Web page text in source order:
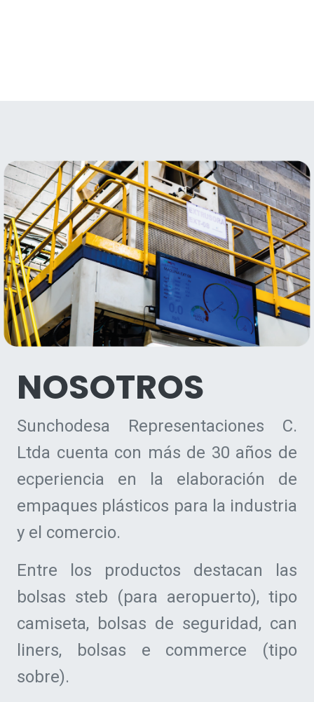
NOSOTROS
Sunchodesa Representaciones C.
Ltda cuenta con más de 30 años de
ecperiencia en la elaboración de
empaques plásticos para la industria
y el comercio.
Entre los productos destacan las
bolsas steb (para aeropuerto), tipo
camiseta, bolsas de seguridad, can
liners, bolsas e commerce (tipo
sobre).